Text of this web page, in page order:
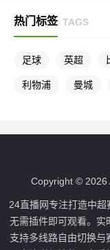
热门标签 TAGS
足球 英超
利物浦 曼城
Copyright © 2026
24直播网专注打造中
无需插件即可观看。实
支持多线路自由切换与